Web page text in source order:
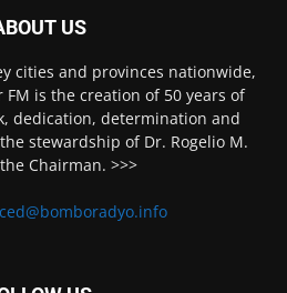
US
cities and provinces nationwide,
FM is the creation of 50 years of
dedication, determination and
stewardship of Dr. Rogelio M.
Chairman. >>>
ced@bomboradyo.info